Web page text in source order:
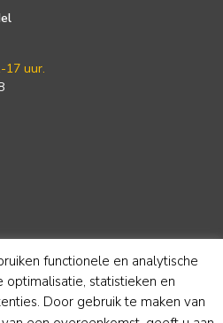
17 uur.
functionele en analytische
statistieken en
Door gebruik te maken van